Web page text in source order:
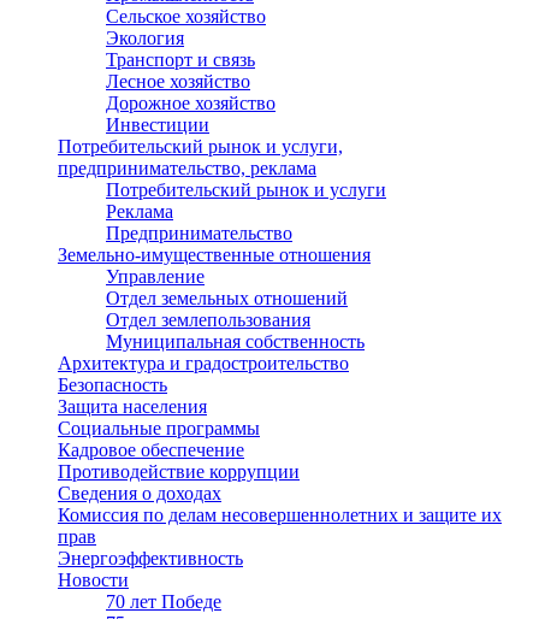
Сельское хозяйство
Экология
Транспорт и связь
Лесное хозяйство
Дорожное хозяйство
Инвестиции
Потребительский рынок и услуги,
предпринимательство, реклама
Потребительский рынок и услуги
Реклама
Предпринимательство
Земельно-имущественные отношения
Управление
Отдел земельных отношений
Отдел землепользования
Муниципальная собственность
Архитектура и градостроительство
Безопасность
Защита населения
Социальные программы
Кадровое обеспечение
Противодействие коррупции
Сведения о доходах
Комиссия по делам несовершеннолетних и защите их
прав
Энергоэффективность
Новости
70 лет Победе